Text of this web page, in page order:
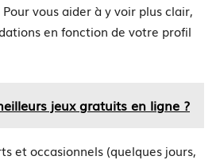
vous aider à y voir plus clair,
en fonction de votre profil
jeux gratuits en ligne ?
et occasionnels (quelques jours,